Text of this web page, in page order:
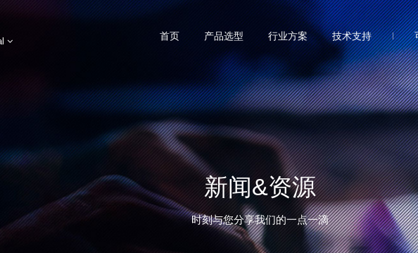
首页 产品选型 行业方案 技术支持
新闻&资源
时刻与您分享我们的一点一滴